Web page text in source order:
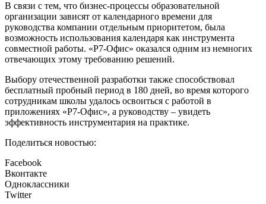
В связи с тем, что бизнес-процессы образовательной
организации зависят от календарного времени для
руководства компании отдельным приоритетом, была
возможность использования календаря как инструмента
совместной работы. «Р7-Офис» оказался одним из немногих
отвечающих этому требованию решений.
Выбору отечественной разработки также способствовал
бесплатный пробный период в 180 дней, во время которого
сотрудникам школы удалось освоиться с работой в
приложениях «Р7-Офис», а руководству – увидеть
эффективность инструментария на практике.
Поделиться новостью:
Facebook
Вконтакте
Одноклассники
Twitter